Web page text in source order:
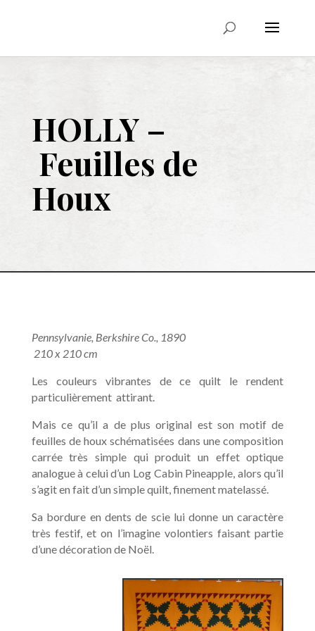
HOLLY –
Feuilles de
Houx
Pennsylvanie, Berkshire Co., 1890
210 x 210 cm
Les couleurs vibrantes de ce quilt le rendent
particulièrement attirant.
Mais ce qu’il a de plus original est son motif de
feuilles de houx schématisées dans une composition
carrée très simple qui produit un effet optique
analogue à celui d’un Log Cabin Pineapple, alors qu’il
s’agit en fait d’un simple quilt, finement matelassé.
Sa bordure en dents de scie lui donne un caractère
très festif, et on l’imagine volontiers faisant partie
d’une décoration de Noël.